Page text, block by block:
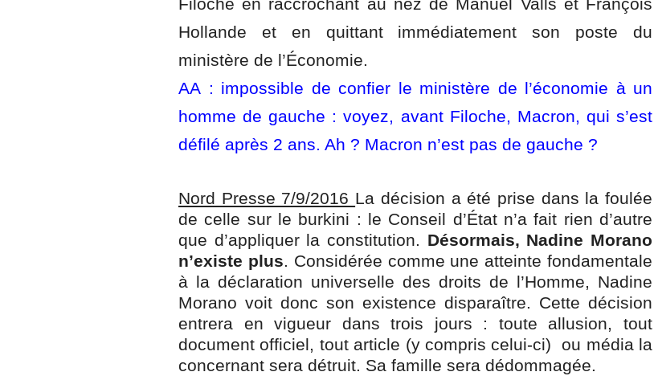
Hollande et en quittant immédiatement son poste du
ministère de l’Économie.
AA : impossible de confier le ministère de l’économie à un
homme de gauche : voyez, avant Filoche, Macron, qui s’est
défilé après 2 ans. Ah ? Macron n’est pas de gauche ?
Nord Presse 7/9/2016 La décision a été prise dans la foulée
de celle sur le burkini : le Conseil d’État n’a fait rien d’autre
que d’appliquer la constitution. Désormais, Nadine Morano
n’existe plus. Considérée comme une atteinte fondamentale
à la déclaration universelle des droits de l’Homme, Nadine
Morano voit donc son existence disparaître. Cette décision
entrera en vigueur dans trois jours : toute allusion, tout
document officiel, tout article (y compris celui-ci) ou média la
concernant sera détruit. Sa famille sera dédommagée.